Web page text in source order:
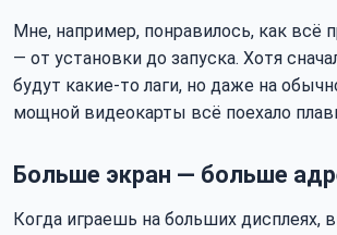
Мне, например, понравилось, как всё
— от установки до запуска. Хотя
будут какие-то лаги, но даже на
мощной видеокарты всё поехало
Больше экран — больше
Когда играешь на больших дисплеях,